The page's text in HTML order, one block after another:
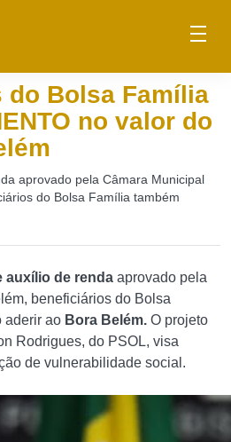
Bolsa Família
no valor do
aprovado pela Câmara Municipal
do Bolsa Família também
auxílio de renda aprovado pela
beneficiários do Bolsa
aderir ao Bora Belém. O projeto
Rodrigues, do PSOL, visa
de vulnerabilidade social.